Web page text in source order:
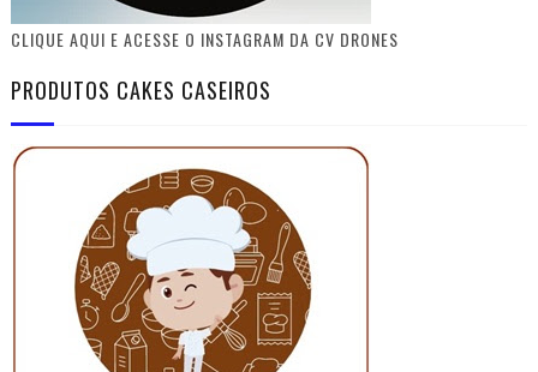
CLIQUE AQUI E ACESSE O INSTAGRAM DA CV DRONES
PRODUTOS CAKES CASEIROS